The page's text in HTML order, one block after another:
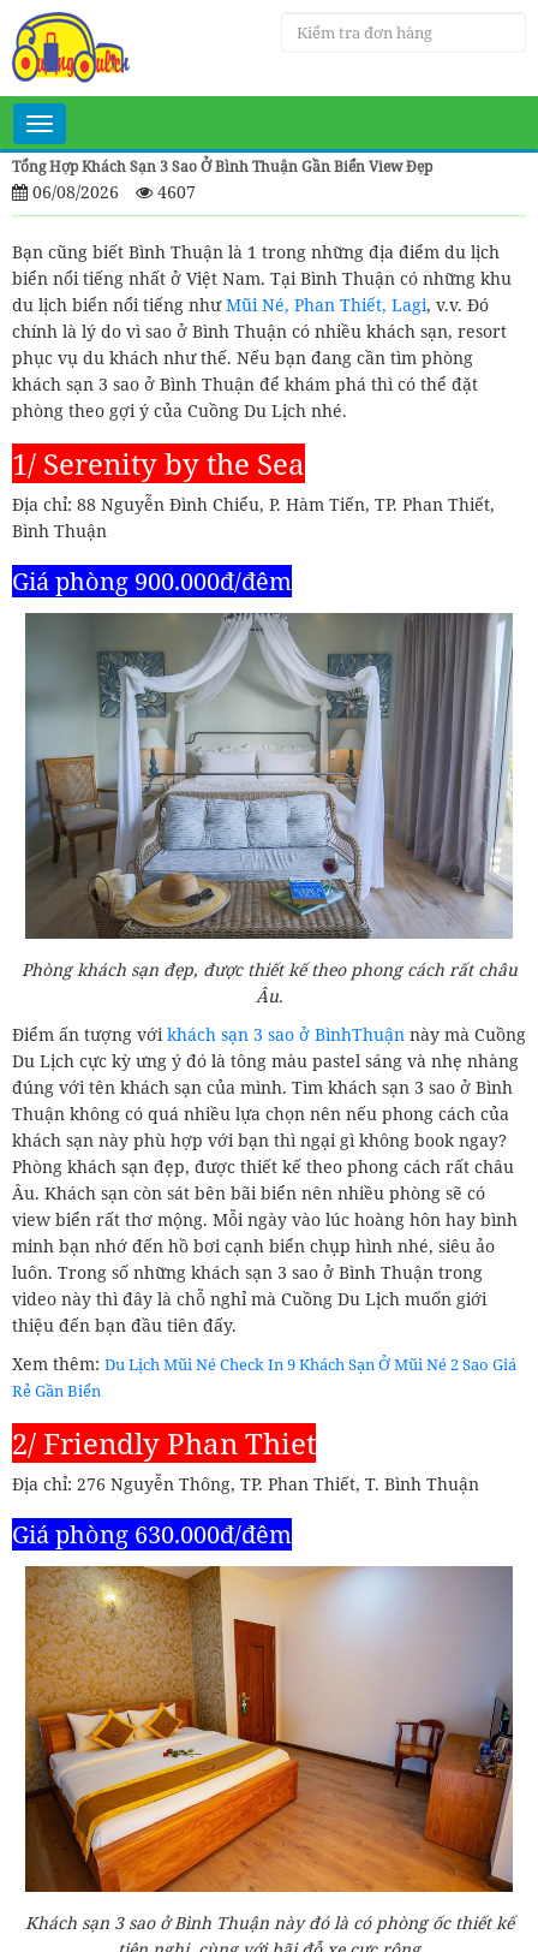
Toggle
navigation
Tổng Hợp Khách Sạn 3 Sao Ở Bình Thuận Gần Biển View Đẹp
06/08/2026 4607
Bạn cũng biết Bình Thuận là 1 trong những địa điểm du lịch
biển nổi tiếng nhất ở Việt Nam. Tại Bình Thuận có những khu
du lịch biển nổi tiếng nhưMũi Né, Phan Thiết, Lagi, v.v. Đó
chính là lý do vì sao ở Bình Thuận có nhiều khách sạn, resort
phục vụ du khách như thế. Nếu bạn đang cần tìm phòng
khách sạn 3 sao ở Bình Thuận để khám phá thì có thể đặt
phòng theo gợi ý của Cuồng Du Lịch nhé.
1/ Serenity by the Sea
Địa chỉ: 88 Nguyễn Đình Chiểu, P. Hàm Tiến, TP. Phan Thiết,
Bình Thuận
Giá phòng 900.000đ/đêm
Phòng khách sạn đẹp, được thiết kế theo phong cách rất châu
Âu.
Điểm ấn tượng vớikhách sạn 3 sao ở BìnhThuận này mà Cuồng
Du Lịch cực kỳ ưng ý đó là tông màu pastel sáng và nhẹ nhàng
đúng với tên khách sạn của mình. Tìm khách sạn 3 sao ở Bình
Thuận không có quá nhiều lựa chọn nên nếu phong cách của
khách sạn này phù hợp với bạn thì ngại gì không book ngay?
Phòng khách sạn đẹp, được thiết kế theo phong cách rất châu
Âu. Khách sạn còn sát bên bãi biển nên nhiều phòng sẽ có
view biển rất thơ mộng. Mỗi ngày vào lúc hoàng hôn hay bình
minh bạn nhớ đến hồ bơi cạnh biển chụp hình nhé, siêu ảo
luôn. Trong số những khách sạn 3 sao ở Bình Thuận trong
video này thì đây là chỗ nghỉ mà Cuồng Du Lịch muốn giới
thiệu đến bạn đầu tiên đấy.
Xem thêm: Du Lịch Mũi Né Check In 9 Khách Sạn Ở Mũi Né 2 Sao Giá
Rẻ Gần Biển
2/ Friendly Phan Thiet
Địa chỉ: 276 Nguyễn Thông, TP. Phan Thiết, T. Bình Thuận
Giá phòng 630.000đ/đêm
Khách sạn 3 sao ở Bình Thuận này đó là có phòng ốc thiết kế